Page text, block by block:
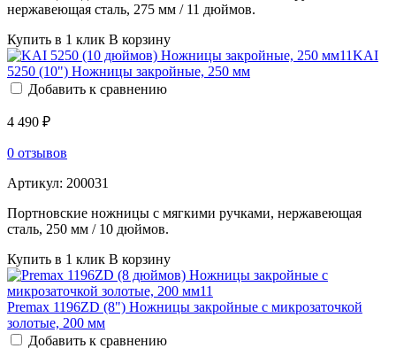
нержавеющая сталь, 275 мм / 11 дюймов.
Купить в 1 клик В корзину
KAI
5250 (10") Ножницы закройные, 250 мм
Добавить к сравнению
4 490 ₽
0 отзывов
Артикул: 200031
Портновские ножницы с мягкими ручками, нержавеющая
сталь, 250 мм / 10 дюймов.
Купить в 1 клик В корзину
Premax 1196ZD (8") Ножницы закройные с микрозаточкой
золотые, 200 мм
Добавить к сравнению